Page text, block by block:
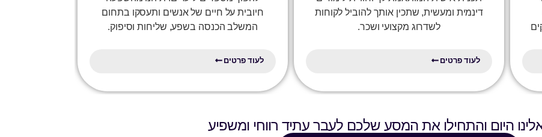
דינמית ומעשית, שתכין אותך להוביל לקוחות
לשדרוג מקצועי ושכר.
לעוד פרטים
חיובית על חיים של אנשים ותעסקו בתחום
המשלב הכנסה בשפע, שליחות וסיפוק.
לעוד פרטים
היום והתחילו את המסע שלכם לעבר עתיד רווחי ומשפיע